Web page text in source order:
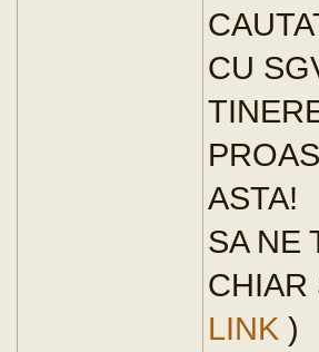
CU
ASTA!
SA NE
CHIAR
LINK )